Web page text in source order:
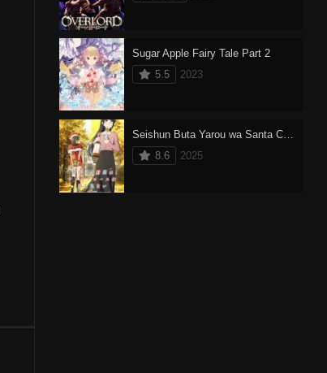
Sugar Apple Fairy Tale Part 2
5.5
2023
Seishun Buta Yarou wa Santa Claus no Yume wo Minai
8.6
2025